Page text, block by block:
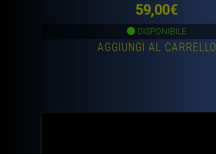
59,00€
DISPONIBILE
AGGIUNGI AL CARRELLO